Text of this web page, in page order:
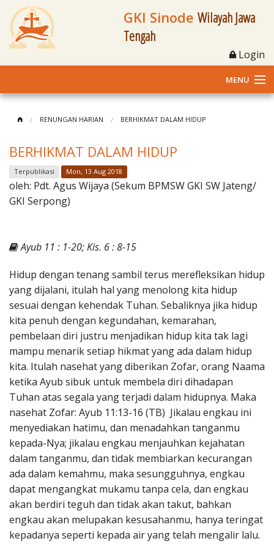
GKI Sinode Wilayah Jawa
Tengah
Login
MENU
Klasis dan Jemaat
Berita Kegiatan
Materi
Penerbitan
RENUNGAN HARIAN BERHIKMAT DALAM HIDUP
BERHIKMAT DALAM HIDUP
Terpublikasi Mon, 13 Aug 2018
oleh: Pdt. Agus Wijaya (Sekum BPMSW GKI SW Jateng/
GKI Serpong)
Ayub 11 : 1-20; Kis. 6 : 8-15
Hidup dengan tenang sambil terus merefleksikan hidup
yang dijalani, itulah hal yang menolong kita hidup
sesuai dengan kehendak Tuhan. Sebaliknya jika hidup
kita penuh dengan kegundahan, kemarahan,
pembelaan diri justru menjadikan hidup kita tak lagi
mampu menarik setiap hikmat yang ada dalam hidup
kita. Itulah nasehat yang diberikan Zofar, orang Naama
ketika Ayub sibuk untuk membela diri dihadapan
Tuhan atas segala yang terjadi dalam hidupnya. Maka
nasehat Zofar: Ayub 11:13-16 (TB) Jikalau engkau ini
menyediakan hatimu, dan menadahkan tanganmu
kepada-Nya; jikalau engkau menjauhkan kejahatan
dalam tanganmu, dan tidak membiarkan kecurangan
ada dalam kemahmu, maka sesungguhnya, engkau
dapat mengangkat mukamu tanpa cela, dan engkau
akan berdiri teguh dan tidak akan takut, bahkan
engkau akan melupakan kesusahanmu, hanya teringat
kepadanya seperti kepada air yang telah mengalir lalu.